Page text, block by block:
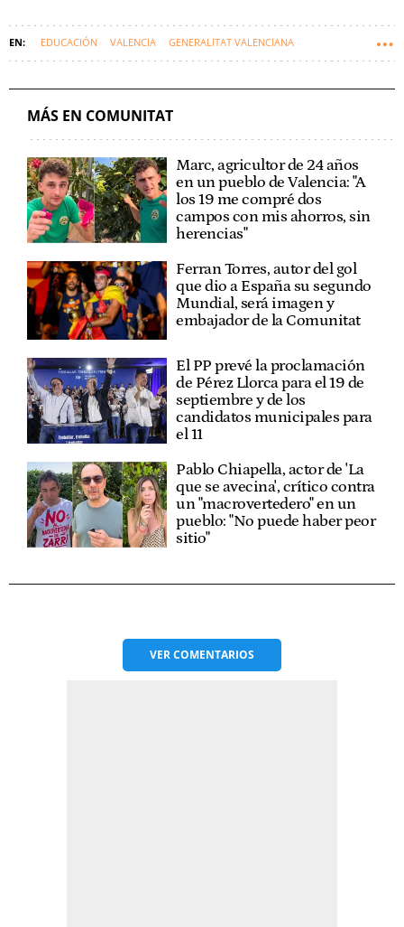
EDUCACIÓN VALENCIA GENERALITAT VALENCIANA
MÁS EN COMUNITAT
Marc, agricultor de 24 años
en un pueblo de Valencia: "A
los 19 me compré dos
campos con mis ahorros, sin
herencias"
Ferran Torres, autor del gol
que dio a España su segundo
Mundial, será imagen y
embajador de la Comunitat
El PP prevé la proclamación
de Pérez Llorca para el 19 de
septiembre y de los
candidatos municipales para
el 11
Pablo Chiapella, actor de 'La
que se avecina', crítico contra
un "macrovertedero" en un
pueblo: "No puede haber peor
sitio"
VERCOMENTARIOS